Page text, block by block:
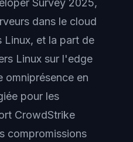
Survey 2025,
dans le cloud
Linux, et la part de
Linux sur l'edge
omniprésence en
pour les
CrowdStrike
compromissions